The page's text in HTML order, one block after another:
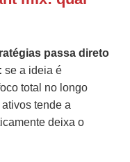
passa direto
se a ideia é
total no longo
tende a
deixa o